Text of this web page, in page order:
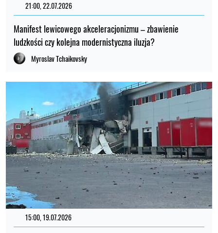
21:00, 22.07.2026
Manifest lewicowego akceleracjonizmu – zbawienie
ludzkości czy kolejna modernistyczna iluzja?
Myroslav Tchaikovsky
15:00, 19.07.2026